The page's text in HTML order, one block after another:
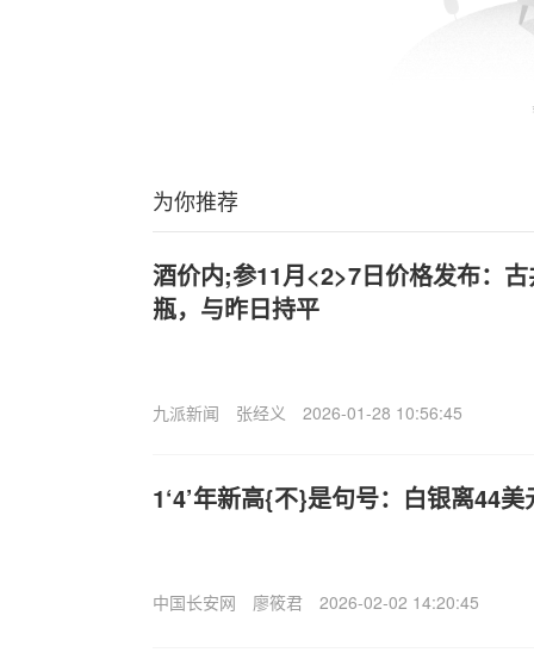
为你推荐
酒价内;参11月<2>7日价格发布：
瓶，与昨日持平
九派新闻 张经义 2026-01-28 10:56:45
1‘4’年新高{不}是句号：白银离44
中国长安网 廖筱君 2026-02-02 14:20:45